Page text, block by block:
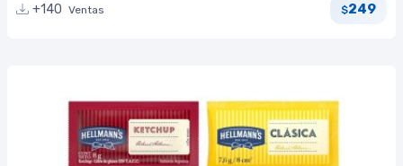
+140 Ventas $249